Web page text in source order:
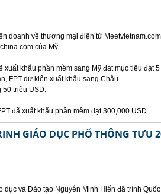
doanh về thương mại điện tử
của Mỹ.
xuất khẩu phần mềm sang Mỹ đat mục tiêu đạt
FPT dự kiến xuất khẩu sang Châu
50 triệu USD.
đã xuất khẩu phần mềm đạt 300,000 USD.
GIÁO DỤC PHỔ THÔNG TƯU
dục và Đào tạo Nguyễn Minh Hiển đã trình